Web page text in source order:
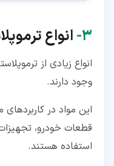
۳‏- انواع
انواع زیادی از
وجود دارند.
این مواد در
قطعات خودرو،
استفاده هستند.